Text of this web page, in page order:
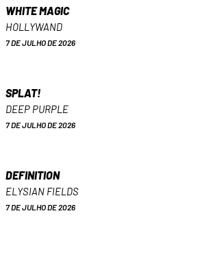
WHITE MAGIC
HOLLYWAND
7 DE JULHO DE 2026
SPLAT!
DEEP PURPLE
7 DE JULHO DE 2026
DEFINITION
ELYSIAN FIELDS
7 DE JULHO DE 2026